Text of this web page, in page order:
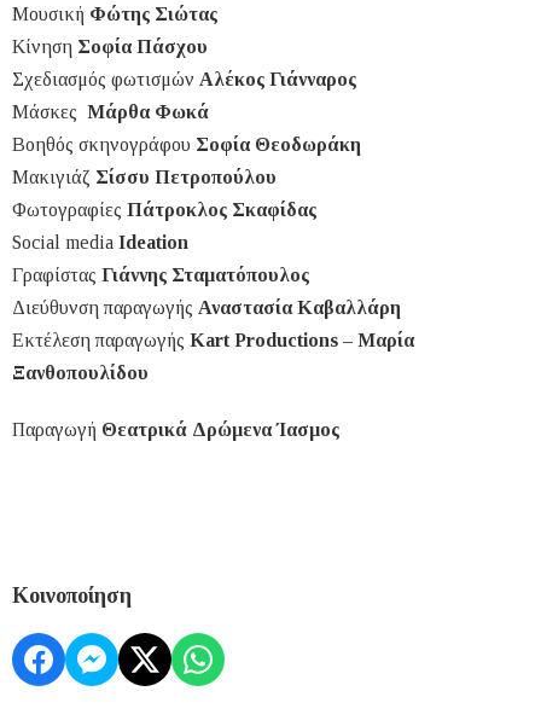
Μουσική Φώτης Σιώτας
Κίνηση Σοφία Πάσχου
Σχεδιασμός φωτισμών Αλέκος Γιάνναρος
Μάσκες Μάρθα Φωκά
Βοηθός σκηνογράφου Σοφία Θεοδωράκη
Μακιγιάζ Σίσσυ Πετροπούλου
Φωτογραφίες Πάτροκλος Σκαφίδας
Social media Ιdeation
Γραφίστας Γιάννης Σταματόπουλος
Διεύθυνση παραγωγής Αναστασία Καβαλλάρη
Εκτέλεση παραγωγής Kart Productions – Μαρία
Ξανθοπουλίδου
Παραγωγή Θεατρικά Δρώμενα Ίασμος
Κοινοποίηση